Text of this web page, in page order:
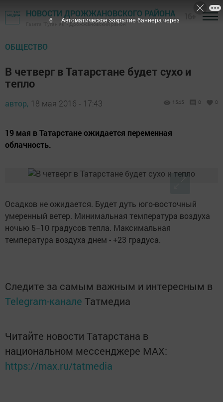
НОВОСТИ ДРОЖЖАНОВСКОГО РАЙОНА
Газета "Туган як" - Дрожжановский район
ОБЩЕСТВО
В четверг в Татарстане будет сухо и
тепло
автор, 18 мая 2016 - 17:43 1545 0 0
19 мая в Татарстане ожидается переменная
облачность.
Осадков не ожидается. Будет дуть юго-восточный
умеренный ветер. Минимальная температура воздуха
ночью 5−10 градусов тепла. Максимальная
температура воздуха днем - +23 градуса.
Следите за самым важным и интересным в
Telegram-канале Татмедиа
Читайте новости Татарстана в
национальном мессенджере MАХ:
https://max.ru/tatmedia
5 Автоматическое закрытие баннера через